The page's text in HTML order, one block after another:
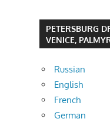
PETERSBURG
VENICE,
Russian
English
French
German